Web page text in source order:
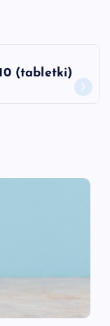
(tabletki)